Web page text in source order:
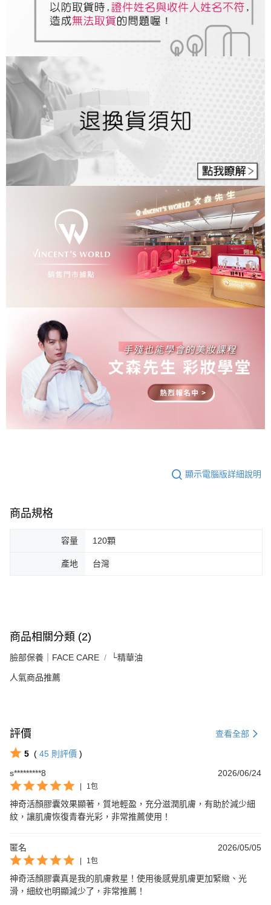
顯示電腦版詳細說明
商品規格
容量 120顆
產地 台灣
商品相關分類 (2)
臉部保養｜FACE CARE └精華油
人氣商品推薦
評價 查看全部
5 ( 45 則評價 )
s*********8
2026/06/24
| 1包
神奇活顏膠囊效果顯著，質地輕盈，充分滋潤肌膚，有助於減少細
紋，讓肌膚恢復青春光彩，非常推薦使用！
匿名 2026/05/05
| 1包
神奇活顏膠囊真是我的肌膚救星！使用後感覺肌膚更加緊緻、光
滑，細紋也明顯減少了，非常推薦！